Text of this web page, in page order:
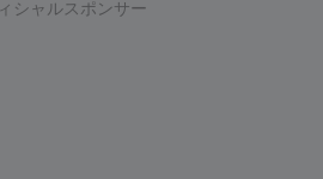
シャルスポンサー